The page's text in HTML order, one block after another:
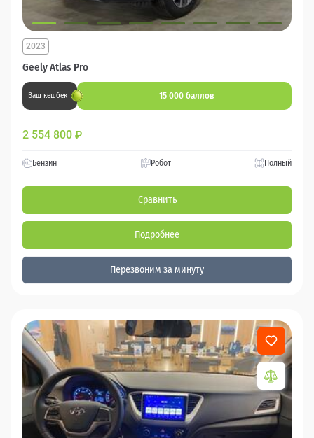
Geely Atlas Pro
2023
Ваш кешбек 15 000 баллов
2 554 800 ₽
Бензин Робот Полный
Сравнить
Подробнее
Перезвоним за минуту